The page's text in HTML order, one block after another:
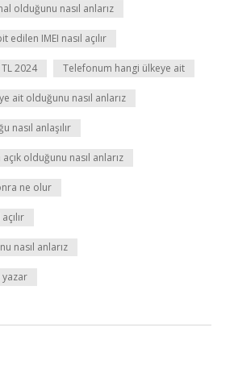
olduğunu nasıl anlarız
edilen IMEI nasıl açılır
2024 Telefonum hangi ülkeye ait
ait olduğunu nasıl anlarız
nasıl anlaşılır
olduğunu nasıl anlarız
ne olur
nasıl anlarız
yazar